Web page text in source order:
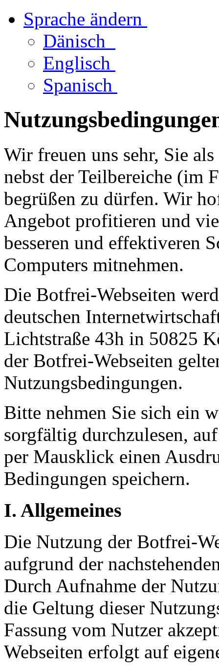
Sprache ändern
Dänisch
Englisch
Spanisch
Wir freuen uns sehr, Sie
nebst der Teilbereiche (im
begrüßen zu dürfen. Wir
Angebot profitieren und
besseren und effektiveren
Computers mitnehmen.
Die Botfrei-Webseiten
deutschen
Lichtstraße 43h in 50825
der Botfrei-Webseiten
Nutzungsbedingungen.
Bitte nehmen Sie sich ein
sorgfältig durchzulesen,
per Mausklick einen
Bedingungen speichern.
I. Allgemeines
Die Nutzung der Botfrei-
aufgrund der
Durch Aufnahme der
die Geltung dieser
Fassung vom Nutzer
Webseiten erfolgt auf